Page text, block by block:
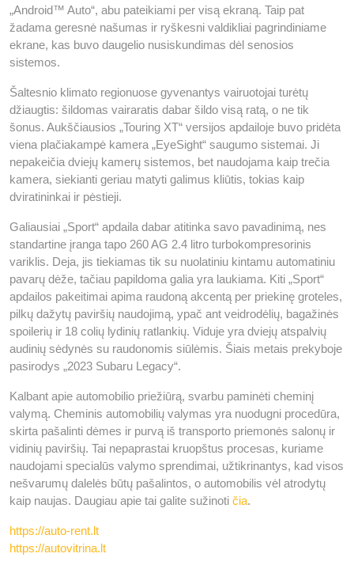
„Android™ Auto“, abu pateikiami per visą ekraną. Taip pat
žadama geresnė našumas ir ryškesni valdikliai pagrindiniame
ekrane, kas buvo daugelio nusiskundimas dėl senosios
sistemos.
Šaltesnio klimato regionuose gyvenantys vairuotojai turėtų
džiaugtis: šildomas vairaratis dabar šildo visą ratą, o ne tik
šonus. Aukščiausios „Touring XT“ versijos apdailoje buvo pridėta
viena plačiakampė kamera „EyeSight“ saugumo sistemai. Ji
nepakeičia dviejų kamerų sistemos, bet naudojama kaip trečia
kamera, siekianti geriau matyti galimus kliūtis, tokias kaip
dviratininkai ir pėstieji.
Galiausiai „Sport“ apdaila dabar atitinka savo pavadinimą, nes
standartine įranga tapo 260 AG 2.4 litro turbokompresorinis
variklis. Deja, jis tiekiamas tik su nuolatiniu kintamu automatiniu
pavarų dėže, tačiau papildoma galia yra laukiama. Kiti „Sport“
apdailos pakeitimai apima raudoną akcentą per priekinę groteles,
pilkų dažytų paviršių naudojimą, ypač ant veidrodėlių, bagažinės
spoilerių ir 18 colių lydinių ratlankių. Viduje yra dviejų atspalvių
audinių sėdynės su raudonomis siūlėmis. Šiais metais prekyboje
pasirodys „2023 Subaru Legacy“.
Kalbant apie automobilio priežiūrą, svarbu paminėti cheminį
valymą. Cheminis automobilių valymas yra nuodugni procedūra,
skirta pašalinti dėmes ir purvą iš transporto priemonės salonų ir
vidinių paviršių. Tai nepaprastai kruopštus procesas, kuriame
naudojami specialūs valymo sprendimai, užtikrinantys, kad visos
nešvarumų dalelės būtų pašalintos, o automobilis vėl atrodytų
kaip naujas. Daugiau apie tai galite sužinoti čia.
https://auto-rent.lt
https://autovitrina.lt